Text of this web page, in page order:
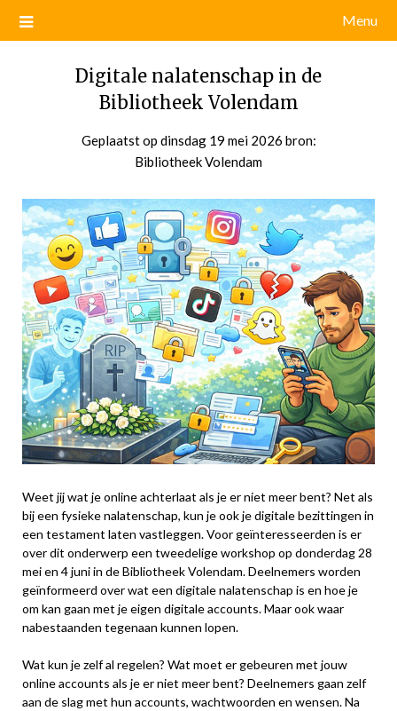
Menu
Digitale nalatenschap in de
Bibliotheek Volendam
Geplaatst op dinsdag 19 mei 2026 door
bron:
Bibliotheek Volendam
Weet jij wat je online achterlaat als je er niet meer bent? Net als
bij een fysieke nalatenschap, kun je ook je digitale bezittingen in
een testament laten vastleggen. Voor geïnteresseerden is er
over dit onderwerp een tweedelige workshop op donderdag 28
mei en 4 juni in de Bibliotheek Volendam. Deelnemers worden
geïnformeerd over wat een digitale nalatenschap is en hoe je
om kan gaan met je eigen digitale accounts. Maar ook waar
nabestaanden tegenaan kunnen lopen.
Wat kun je zelf al regelen? Wat moet er gebeuren met jouw
online accounts als je er niet meer bent? Deelnemers gaan zelf
aan de slag met hun accounts, wachtwoorden en wensen. Na